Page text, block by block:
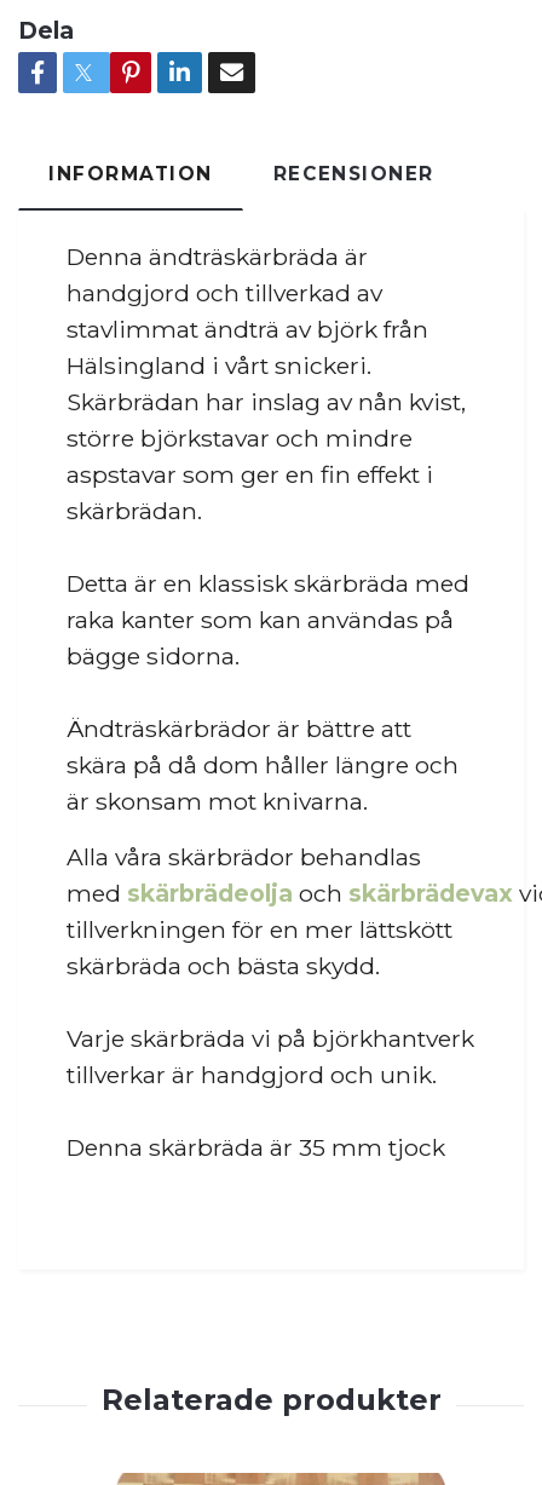
Dela
INFORMATION RECENSIONER
Denna ändträskärbräda är
handgjord och tillverkad av
stavlimmat ändträ av björk från
Hälsingland i vårt snickeri.
Skärbrädan har inslag av nån kvist,
större björkstavar och mindre
aspstavar som ger en fin effekt i
skärbrädan.
Detta är en klassisk skärbräda med
raka kanter som kan användas på
bägge sidorna.
Ändträskärbrädor är bättre att
skära på då dom håller längre och
är skonsam mot knivarna.
Alla våra skärbrädor behandlas
med skärbrädeolja och skärbrädevax
tillverkningen för en mer lättskött
skärbräda och bästa skydd.
Varje skärbräda vi på björkhantverk
tillverkar är handgjord och unik.
Denna skärbräda är 35 mm tjock